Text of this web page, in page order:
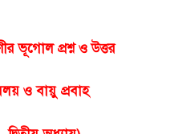
ভূগোল প্রশ্ন ও উত্তর
ও বায়ু প্রবাহ